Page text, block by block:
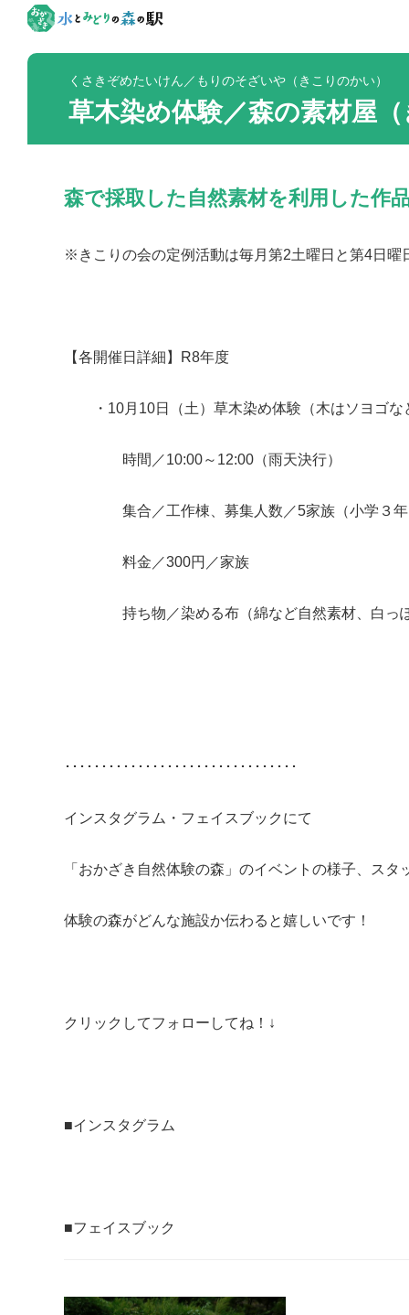
くさきぞめたいけん／もりのそざいや（きこりのかい）
草木染め体験／森の素材屋
森で採取した自然素材を利用した作
※きこりの会の定例活動は毎月第2土曜日と第4日曜
【各開催日詳細】R8年度
・10月10日（土）草木染め体験（木はソヨゴな
時間／10:00～12:00（雨天決行）
集合／工作棟、募集人数／5家族（小学３年
料金／300円／家族
持ち物／染める布（綿など自然素材、白っぽい
････････････････････････････････
インスタグラム・フェイスブックにて
「おかざき自然体験の森」のイベントの様子、ス
体験の森がどんな施設か伝わると嬉しいです！
クリックしてフォローしてね！↓
■インスタグラム
■フェイスブック